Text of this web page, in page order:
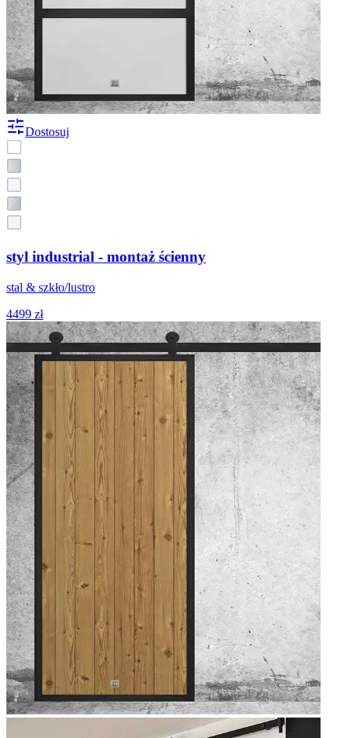
Dostosuj
styl industrial - montaż ścienny
stal & szkło/lustro
4499 zł